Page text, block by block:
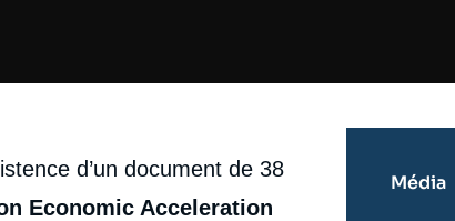
d’un document de 38
Economic Acceleration
Média